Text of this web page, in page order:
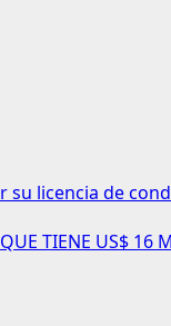
su licencia de
TIENE US$